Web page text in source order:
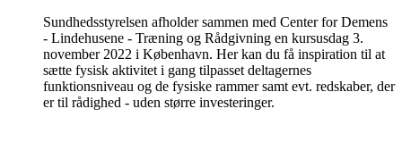
Sundhedsstyrelsen afholder sammen med Center for Demens
- Lindehusene - Træning og Rådgivning en kursusdag 3.
november 2022 i København. Her kan du få inspiration til at
sætte fysisk aktivitet i gang tilpasset deltagernes
funktionsniveau og de fysiske rammer samt evt. redskaber, der
er til rådighed - uden større investeringer.